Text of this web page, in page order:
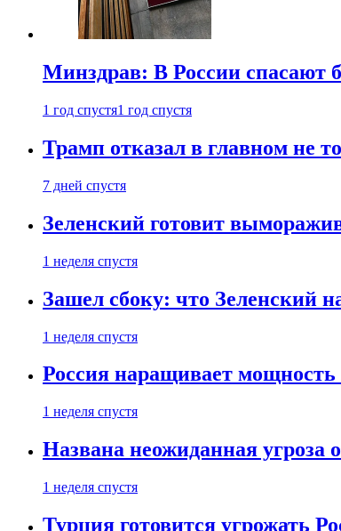
Минздрав: В России спасают
1 год спустя1 год спустя
Трамп отказал в главном не
7 дней спустя
Зеленский готовит
1 неделя спустя
Зашел сбоку: что Зеленский
1 неделя спустя
Россия наращивает
1 неделя спустя
Названа неожиданная угроза
1 неделя спустя
Турция готовится угрожать